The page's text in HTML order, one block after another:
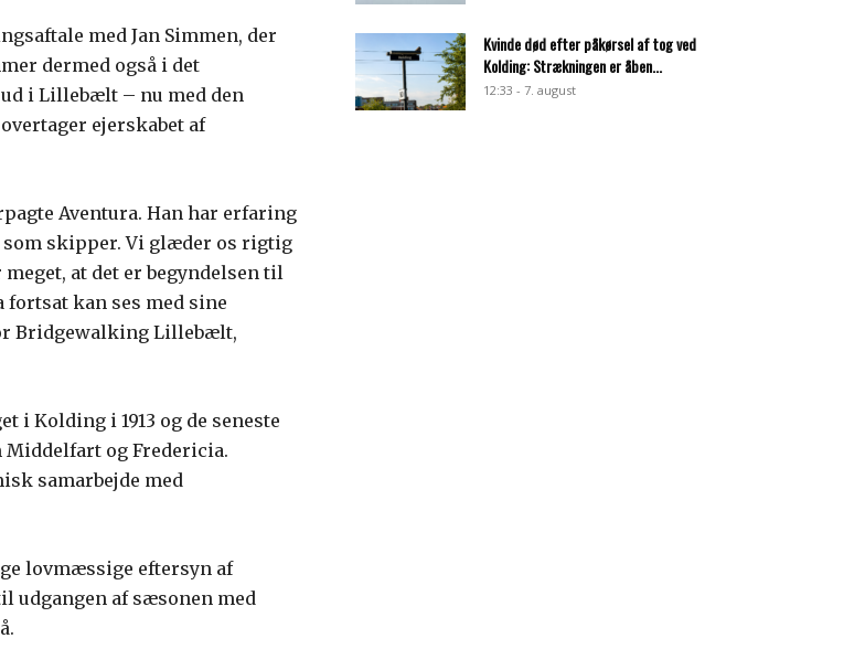
med Jan Simmen, der
dermed også i det
i Lillebælt – nu med den
ejerskabet af
Aventura. Han har erfaring
som skipper. Vi glæder os rigtig
at det er begyndelsen til
fortsat kan ses med sine
Bridgewalking Lillebælt,
i Kolding i 1913 og de seneste
og Fredericia.
samarbejde med
lovmæssige eftersyn af
udgangen af sæsonen med
Kvinde død efter påkørsel af tog ved
Kolding: Strækningen er åben...
12:33 - 7. august